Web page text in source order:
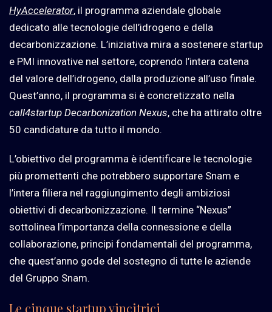
HyAccelerator, il programma aziendale globale
dedicato alle tecnologie dell’idrogeno e della
decarbonizzazione. L’iniziativa mira a sostenere startup
e PMI innovative nel settore, coprendo l’intera catena
del valore dell’idrogeno, dalla produzione all’uso finale.
Quest’anno, il programma si è concretizzato nella
call4startup Decarbonization Nexus, che ha attirato oltre
50 candidature da tutto il mondo.
L’obiettivo del programma è identificare le tecnologie
più promettenti che potrebbero supportare Snam e
l’intera filiera nel raggiungimento degli ambiziosi
obiettivi di decarbonizzazione. Il termine “Nexus”
sottolinea l’importanza della connessione e della
collaborazione, principi fondamentali del programma,
che quest’anno gode del sostegno di tutte le aziende
del Gruppo Snam.
Le cinque startup vincitrici